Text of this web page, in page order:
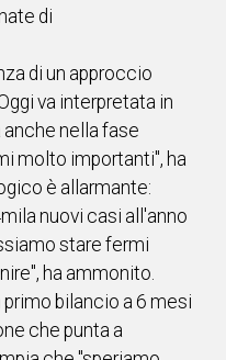
di
di un approccio
va interpretata in
nella fase
molto importanti", ha
è allarmante:
nuovi casi all'anno
stare fermi
ha ammonito.
primo bilancio a 6 mesi
che punta a